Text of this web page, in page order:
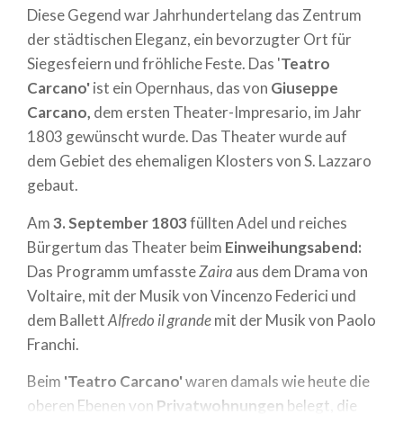
Diese Gegend war Jahrhundertelang das Zentrum
der städtischen Eleganz, ein bevorzugter Ort für
Siegesfeiern und fröhliche Feste. Das 'Teatro
Carcano'ist ein Opernhaus, das von Giuseppe
Carcano, dem ersten Theater-Impresario, im Jahr
1803 gewünscht wurde. Das Theater wurde auf
dem Gebiet des ehemaligen Klosters von S. Lazzaro
gebaut.
Am3. September 1803füllten Adel und reiches
Bürgertum das Theater beim Einweihungsabend:
Das Programm umfassteZaira aus dem Drama von
Voltaire, mit der Musik von Vincenzo Federici und
dem BallettAlfredo il grandemit der Musik von Paolo
Franchi.
Beim 'Teatro Carcano'waren damals wie heute die
oberen Ebenen von Privatwohnungen belegt, die